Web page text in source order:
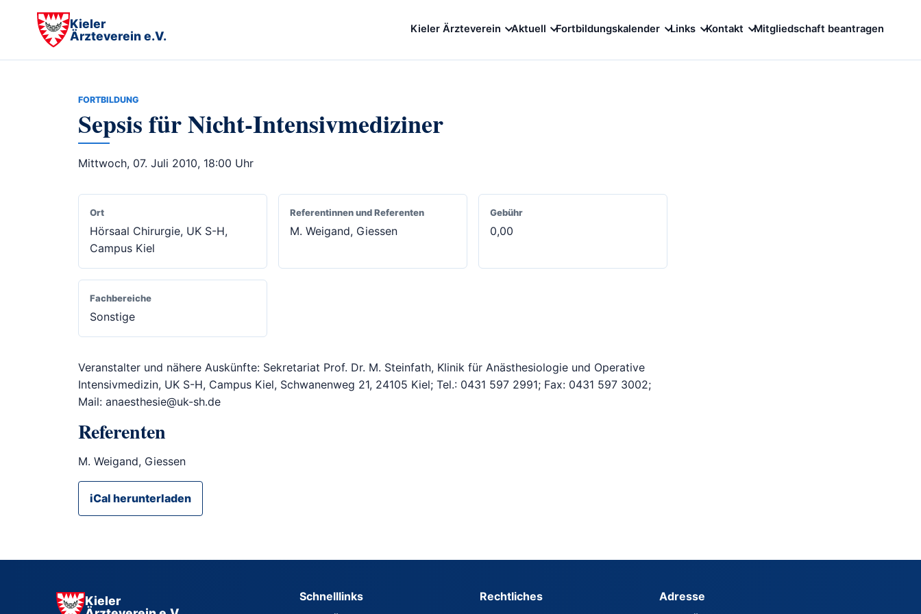
Kieler
Ärzteverein e.V.
Kieler Ärzteverein Aktuell Fortbildungskalender Links Kontakt Mitgliedschaft beantragen
FORTBILDUNG
Sepsis für Nicht-Intensivmediziner
Mittwoch, 07. Juli 2010, 18:00 Uhr
Ort
Hörsaal Chirurgie, UK S-H,
Campus Kiel
Referentinnen und Referenten
M. Weigand, Giessen
Gebühr
0,00
Fachbereiche
Sonstige
Veranstalter und nähere Auskünfte: Sekretariat Prof. Dr. M. Steinfath, Klinik für Anästhesiologie und Operative
Intensivmedizin, UK S-H, Campus Kiel, Schwanenweg 21, 24105 Kiel; Tel.: 0431 597 2991; Fax: 0431 597 3002;
Mail: anaesthesie@uk-sh.de
Referenten
M. Weigand, Giessen
iCal herunterladen
Kieler
Schnelllinks
Rechtliches
Adresse